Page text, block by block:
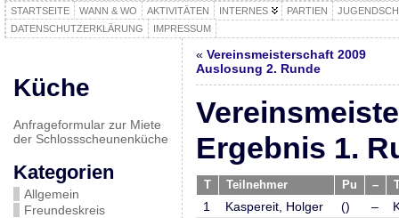
STARTSEITE WANN & WO AKTIVITÄTEN INTERNES PARTIEN
DATENSCHUTZERKLÄRUNG
IMPRESSUM
Küche
Anfrageformular zur Miete
der Schlossscheunenküche
Kategorien
Allgemein
Freundeskreis
« Vereinsmeisterschaft 2009
Auslosung 2. Runde
Ergebnis 1.
T Teilnehmer Pu –
1 Kaspereit, Holger () –